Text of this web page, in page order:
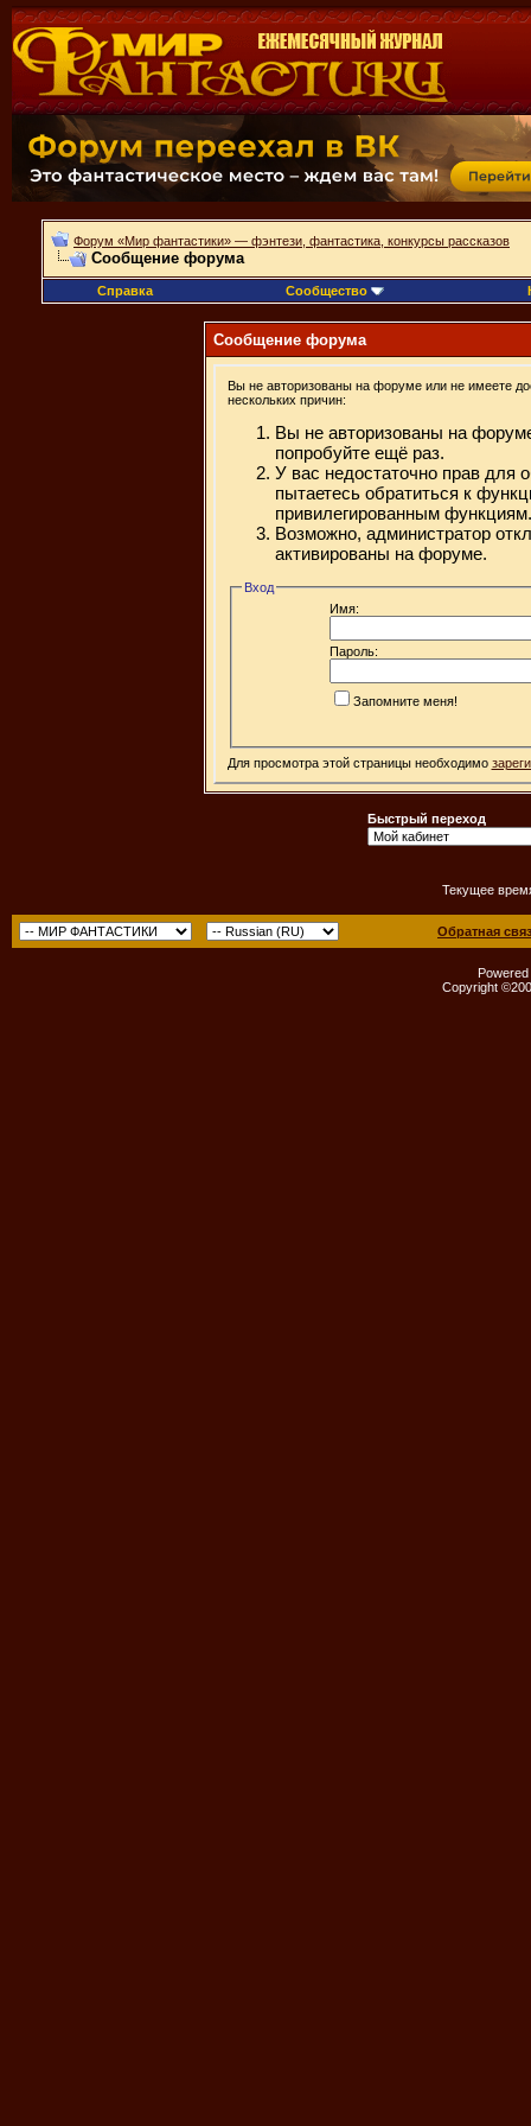
Форум «Мир фантастики» — фэнтези, фантастика, конкурсы рассказов
Сообщение форума
Справка Сообщество
Сообщение форума
Вы не авторизованы на форуме или не имеете
нескольких причин:
Вы не авторизованы на
попробуйте ещё раз.
У вас недостаточно прав для
пытаетесь обратиться к
привилегированным функциям.
Возможно, администратор
активированы на форуме.
Вход
Имя:
Пароль:
Запомните меня!
Для просмотра этой страницы необходимо
Быстрый переход
Текущее
Обратная
Copyright